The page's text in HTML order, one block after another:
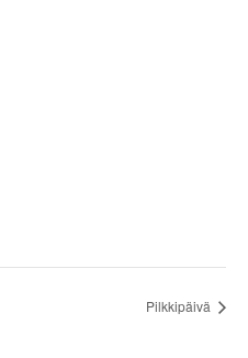
Pilkkipäivä